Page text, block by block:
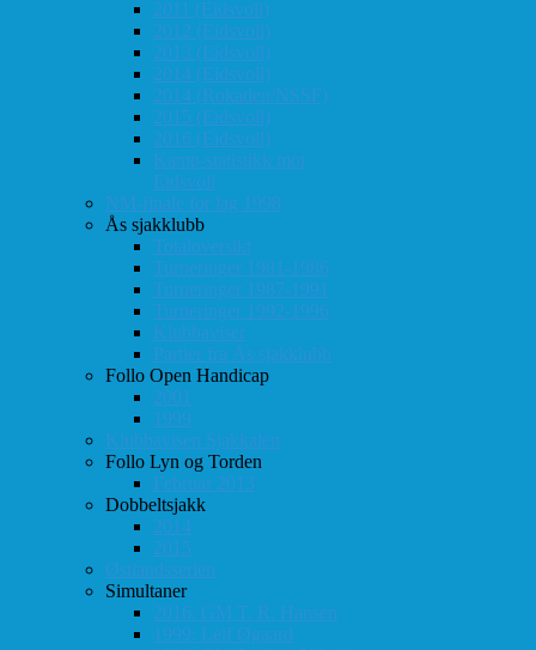
2011 (Eidsvoll)
2012 (Eidsvoll)
2013 (Eidsvoll)
2014 (Eidsvoll)
2014 (Rokaden/NSSF)
2015 (Eidsvoll)
2016 (Eidsvoll)
Kamp-statistikk mot
Eidsvoll
NM-finale for lag 1998
Ås sjakklubb
Totaloversikt
Turneringer 1981-1986
Turneringer 1987-1991
Turneringer 1992-1996
Klubbaviser
Partier fra Ås sjakklubb
Follo Open Handicap
2001
1999
Klubbavisen Sjakkalen
Follo Lyn og Torden
Februar 2013
Dobbeltsjakk
2014
2015
Østlandsserien
Simultaner
2016: GM T. R. Hansen
1999: Leif Øgaard